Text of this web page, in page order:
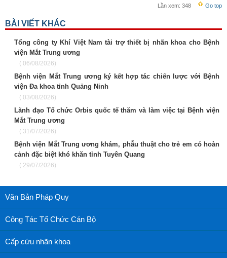
Lần xem: 348 Go top
BÀI VIẾT KHÁC
Tổng công ty Khí Việt Nam tài trợ thiết bị nhãn khoa cho Bệnh
viện Mắt Trung ương
( 06/08/2026)
Bệnh viện Mắt Trung ương ký kết hợp tác chiến lược với Bệnh
viện Đa khoa tỉnh Quảng Ninh
( 03/08/2026)
Lãnh đạo Tổ chức Orbis quốc tế thăm và làm việc tại Bệnh viện
Mắt Trung ương
( 31/07/2026)
Bệnh viện Mắt Trung ương khám, phẫu thuật cho trẻ em có hoàn
cảnh đặc biệt khó khăn tỉnh Tuyên Quang
( 29/07/2026)
Văn Bản Pháp Quy
Công Tác Tổ Chức Cán Bộ
Cấp cứu nhãn khoa